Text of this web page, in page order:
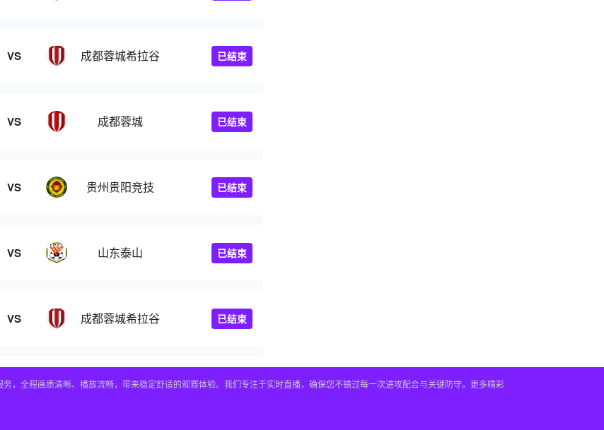
VS 成都蓉城希拉谷 已结束
VS 成都蓉城 已结束
VS 贵州贵阳竞技 已结束
VS 山东泰山 已结束
VS 成都蓉城希拉谷 已结束
全程画质清晰、播放流畅，带来稳定舒适的观赛体验。我们专注于实时直播，确保您不错过每一次进攻配合与关键防守。更多精彩